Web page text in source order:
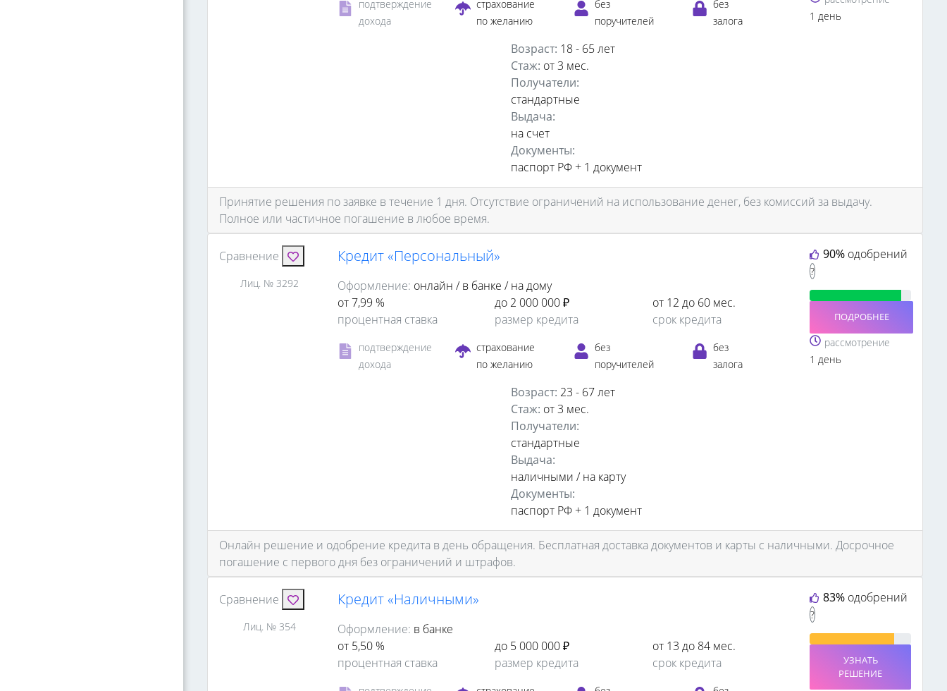
подтверждение
дохода
страхование
по желанию
без
поручителей
без
залога
1 день
Возраст: 18 - 65 лет
Стаж: от 3 мес.
Получатели:
стандартные
Выдача:
на счет
Документы:
паспорт РФ + 1 документ
Принятие решения по заявке в течение 1 дня. Отсутствие ограничений на использование денег, без комиссий за выдачу.
Полное или частичное погашение в любое время.
Сравнение
Лиц. № 3292
Кредит «Персональный»
Оформление: онлайн / в банке / на дому
от 7,99 %
процентная ставка
до 2 000 000 ₽
размер кредита
от 12 до 60 мес.
срок кредита
подтверждение
дохода
страхование
по желанию
без
поручителей
без
залога
90% одобрений
?
ПОДРОБНЕЕ
рассмотрение
1 день
Возраст: 23 - 67 лет
Стаж: от 3 мес.
Получатели:
стандартные
Выдача:
наличными / на карту
Документы:
паспорт РФ + 1 документ
Онлайн решение и одобрение кредита в день обращения. Бесплатная доставка документов и карты с наличными. Досрочное
погашение с первого дня без ограничений и штрафов.
Сравнение
Лиц. № 354
Кредит «Наличными»
Оформление: в банке
от 5,50 %
процентная ставка
до 5 000 000 ₽
размер кредита
от 13 до 84 мес.
срок кредита
83% одобрений
?
УЗНАТЬ
РЕШЕНИЕ